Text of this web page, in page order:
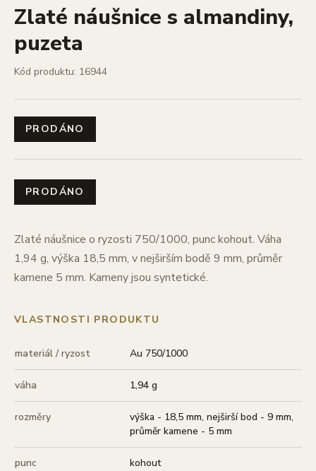
Zlaté náušnice s almandiny,
puzeta
Kód produktu: 16944
PRODÁNO
PRODÁNO
Zlaté náušnice o ryzosti 750/1000, punc kohout. Váha
1,94 g, výška 18,5 mm, v nejširším bodě 9 mm, průměr
kamene 5 mm. Kameny jsou syntetické.
VLASTNOSTI PRODUKTU
materiál / ryzost Au 750/1000
váha 1,94 g
rozměry
výška - 18,5 mm, nejširší bod - 9 mm,
průměr kamene - 5 mm
punc kohout